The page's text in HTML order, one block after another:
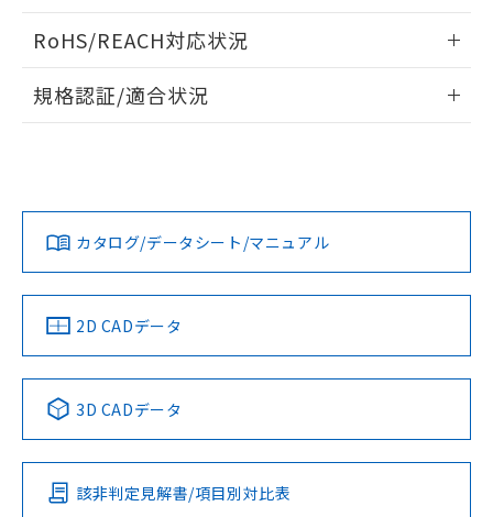
タイムチャート
A: 150mm以上、B: 90mm以上
上、n: 90mm以上
検出物体の大きさと材質による影響
検出領域
ドすることができます。
ログイン/会員登録
ダウンロードデータをご利用いただく前に、以下を必ずお読
みください。
ソフトウェアの使用条件
RoHS/REACH対応状況
EU RoHS 注意事項・凡例
対応済み
中国 RoHS 注意事項・凡例
Pb Hg Cd Cr(VI)
O
規格認証/適合状況
LR型式承認
（イギリス
船舶規格）
DNV型式承認
（ノルウェー
BV型式承認
（フランス
KR型式
（韓国
No No No No
この製品の規格認証/適合状況ページへ
その他の認証はこちらのページからご検索ください
カタログ/データシート/マニュアル
2D CADデータ
3D CADデータ
該非判定見解書/項目別対比表
り、2022年1月12日より割愛しておりま
す。